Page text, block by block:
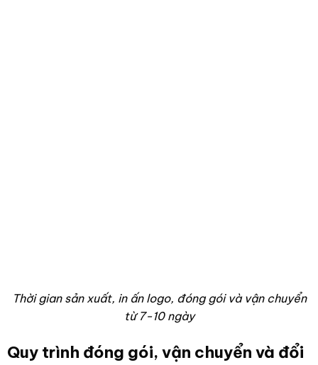
Thời gian sản xuất, in ấn logo, đóng gói và vận chuyển
từ 7-10 ngày
Quy trình đóng gói, vận chuyển và đổi